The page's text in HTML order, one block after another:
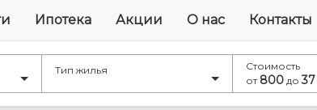
Ипотека Акции О нас Контакты
Тип жилья
Стоимость
от 800 до